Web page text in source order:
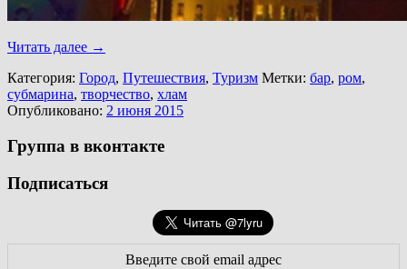
Читать далее →
Категория: Город, Путешествия, Туризм Метки: бар, ром,
субмарина, творчество, хлам
Опубликовано: 2 июня 2015
Группа в вконтакте
Подписаться
Введите свой email адрес